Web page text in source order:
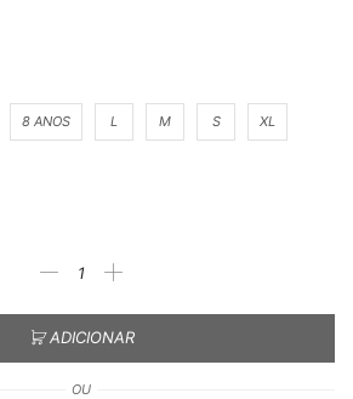
8 ANOS L M S XL
ADICIONAR
OU